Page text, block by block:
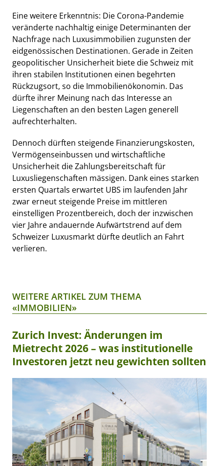
Eine weitere Erkenntnis: Die Corona-Pandemie
veränderte nachhaltig einige Determinanten der
Nachfrage nach Luxusimmobilien zugunsten der
eidgenössischen Destinationen. Gerade in Zeiten
geopolitischer Unsicherheit biete die Schweiz mit
ihren stabilen Institutionen einen begehrten
Rückzugsort, so die Immobilienökonomin. Das
dürfte ihrer Meinung nach das Interesse an
Liegenschaften an den besten Lagen generell
aufrechterhalten.
Dennoch dürften steigende Finanzierungskosten,
Vermögenseinbussen und wirtschaftliche
Unsicherheit die Zahlungsbereitschaft für
Luxusliegenschaften mässigen. Dank eines starken
ersten Quartals erwartet UBS im laufenden Jahr
zwar erneut steigende Preise im mittleren
einstelligen Prozentbereich, doch der inzwischen
vier Jahre andauernde Aufwärtstrend auf dem
Schweizer Luxusmarkt dürfte deutlich an Fahrt
verlieren.
WEITERE ARTIKEL ZUM THEMA
«IMMOBILIEN»
Zurich Invest: Änderungen im
Mietrecht 2026 – was institutionelle
Investoren jetzt neu gewichten sollten